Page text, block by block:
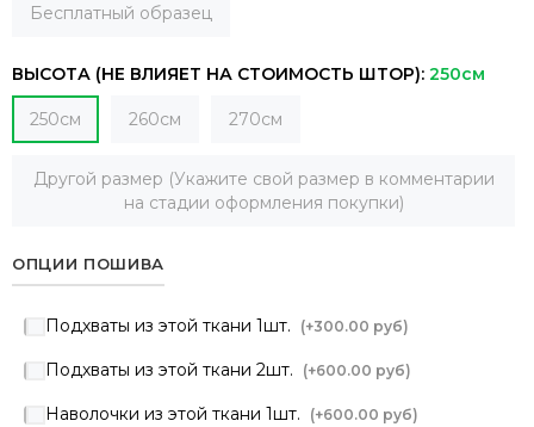
Бесплатный образец
ВЫСОТА (НЕ ВЛИЯЕТ НА СТОИМОСТЬ ШТОР): 250см
250см 260см 270см
Другой размер (Укажите свой размер в комментарии
на стадии оформления покупки)
ОПЦИИ ПОШИВА
Подхваты из этой ткани 1шт. (+300.00 руб)
Подхваты из этой ткани 2шт. (+600.00 руб)
Наволочки из этой ткани 1шт. (+600.00 руб)